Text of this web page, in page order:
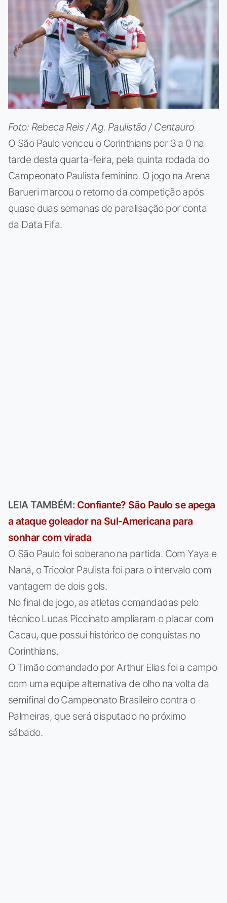
Foto: Rebeca Reis / Ag. Paulistão / Centauro
O São Paulo venceu o Corinthians por 3 a 0 na
tarde desta quarta-feira, pela quinta rodada do
Campeonato Paulista feminino. O jogo na Arena
Barueri marcou o retorno da competição após
quase duas semanas de paralisação por conta
da Data Fifa.
LEIA TAMBÉM: Confiante? São Paulo se apega
a ataque goleador na Sul-Americana para
sonhar com virada
O São Paulo foi soberano na partida. Com Yaya e
Naná, o Tricolor Paulista foi para o intervalo com
vantagem de dois gols.
No final de jogo, as atletas comandadas pelo
técnico Lucas Piccinato ampliaram o placar com
Cacau, que possui histórico de conquistas no
Corinthians.
O Timão comandado por Arthur Elias foi a campo
com uma equipe alternativa de olho na volta da
semifinal do Campeonato Brasileiro contra o
Palmeiras, que será disputado no próximo
sábado.